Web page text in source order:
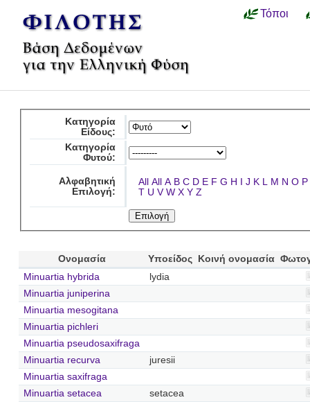
Τόποι
Κατηγορία
Είδους:
Κατηγορία
Φυτού:
Αλφαβητική
Επιλογή:
All All A B C D E F G H I J K L M N O P
T U V W X Y Z
Ονομασία Υποείδος Κοινή ονομασία
Minuartia hybrida
lydia
Minuartia juniperina
Minuartia mesogitana
Minuartia pichleri
Minuartia pseudosaxifraga
Minuartia recurva
juresii
Minuartia saxifraga
Minuartia setacea
setacea